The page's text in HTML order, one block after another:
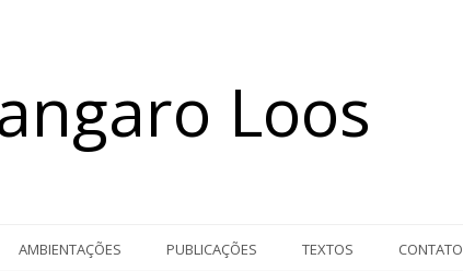
Loos
AMBIENTAÇÕES PUBLICAÇÕES TEXTOS CONTATO